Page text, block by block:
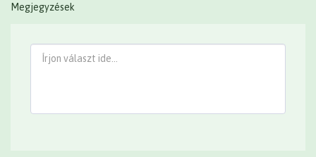
Megjegyzések